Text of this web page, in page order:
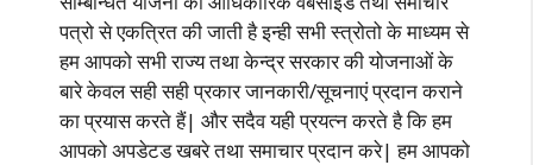
पत्रो से एकत्रित की जाती है इन्ही सभी स्त्रोतो के माध्यम से
हम आपको सभी राज्य तथा केन्द्र सरकार की योजनाओं के
बारे केवल सही सही प्रकार जानकारी/सूचनाएं प्रदान कराने
का प्रयास करते हैं| और सदैव यही प्रयत्न करते है कि हम
आपको अपडेटड खबरे तथा समाचार प्रदान करे| हम आपको